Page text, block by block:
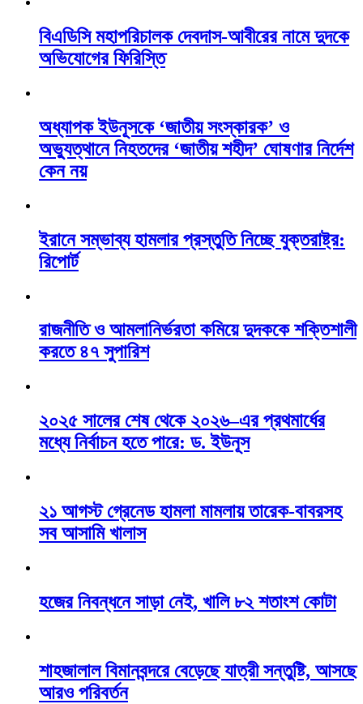
বিএডিসি মহাপরিচালক দেবদাস-আবীরের নামে দুদকে
অভিযোগের ফিরিস্তি
অধ্যাপক ইউনূসকে ‘জাতীয় সংস্কারক’ ও
অভ্যুত্থানে নিহতদের ‘জাতীয় শহীদ’ ঘোষণার নির্দেশ
কেন নয়
ইরানে সম্ভাব্য হামলার প্রস্তুতি নিচ্ছে যুক্তরাষ্ট্র:
রিপোর্ট
রাজনীতি ও আমলানির্ভরতা কমিয়ে দুদককে শক্তিশালী
করতে ৪৭ সুপারিশ
২০২৫ সালের শেষ থেকে ২০২৬–এর প্রথমার্ধের
মধ্যে নির্বাচন হতে পারে: ড. ইউনূস
২১ আগস্ট গ্রেনেড হামলা মামলায় তারেক-বাবরসহ
সব আসামি খালাস
হজের নিবন্ধনে সাড়া নেই, খালি ৮২ শতাংশ কোটা
শাহজালাল বিমানবন্দরে বেড়েছে যাত্রী সন্তুষ্টি, আসছে
আরও পরিবর্তন